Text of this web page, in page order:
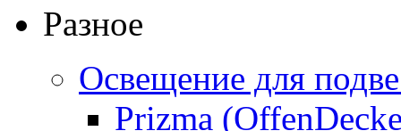
Разное
Освещение для
Prizma